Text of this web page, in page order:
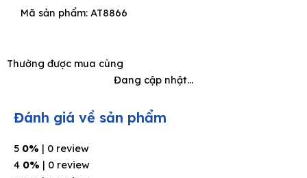
Mã sản phẩm: AT8866
Thường được mua cùng
Đang cập nhật...
Đánh giá về sản phẩm
5 0% | 0 review
4 0% | 0 review